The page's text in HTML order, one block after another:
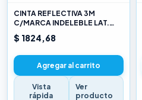
CINTA REFLECTIVA 3M
C/MARCA INDELEBLE LAT.
$ 1824,68
Agregar al carrito
Vista
rápida
Ver
producto